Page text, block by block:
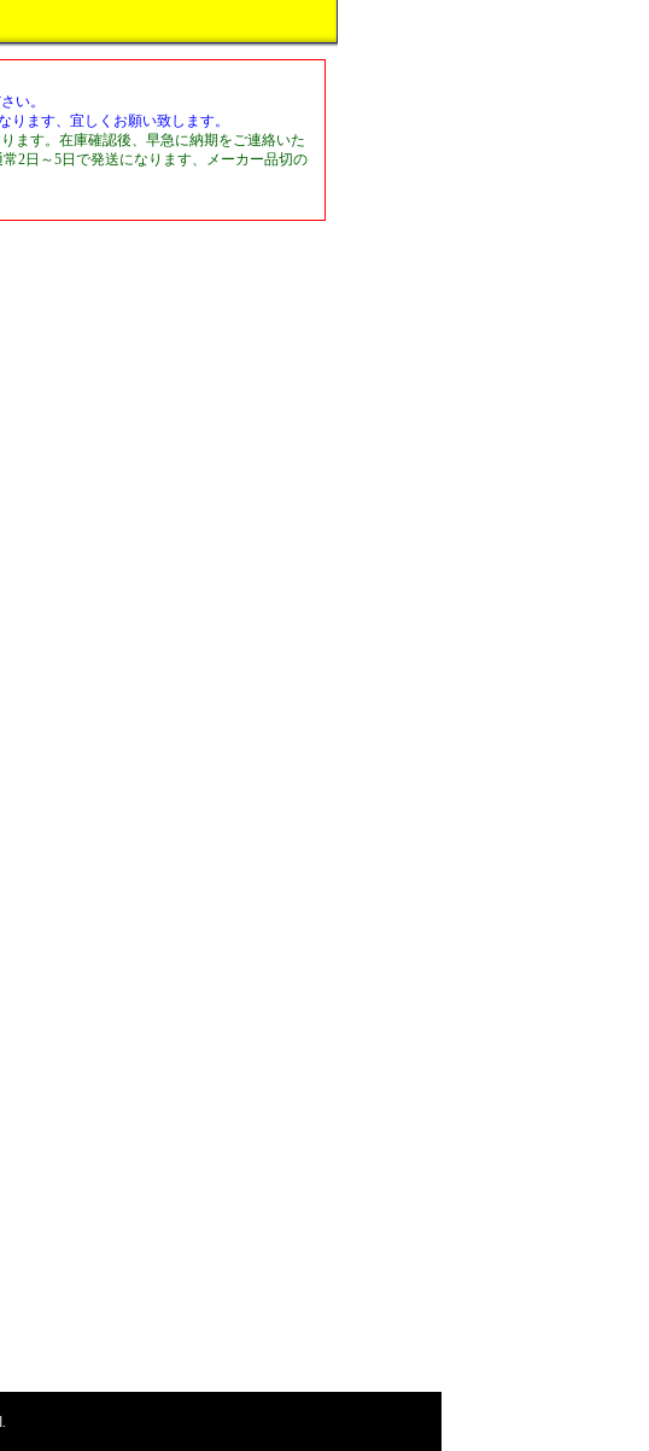
い。
ます、宜しくお願い致します。
ます。在庫確認後、早急に納期をご連絡いた
2日～5日で発送になります、メーカー品切の